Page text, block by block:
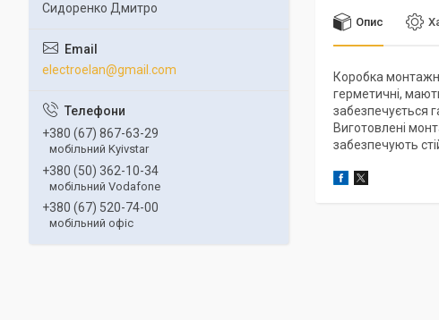
Опис
Коробка
герметичні,
забезпечується
Виготовлені
забезпечують
Сидоренко Дмитро
electroelan@gmail.com
+380 (67) 867-63-29
мобільний Kyivstar
+380 (50) 362-10-34
мобільний Vodafone
+380 (67) 520-74-00
мобільний офіс